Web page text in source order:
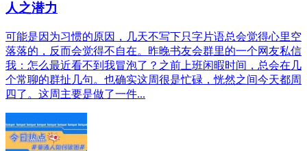
人之潜力
可能是因为习惯的原因，几天不写下只字片语总会觉得心里空
落落的，反而会觉得不自在。昨晚书友会群里的一个网友私信
我：怎么最近看不到我冒泡了？之前上班闲暇时间，总会在几
个常聊的群扯几句。也确实这周很是忙碌，恍然之间今天都周
四了。这周主要是做了一件...